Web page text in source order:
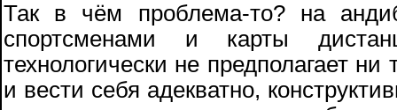
Так в чём проблема-то? на
спортсменами и карты
технологически не предполагает
и вести себя адекватно,